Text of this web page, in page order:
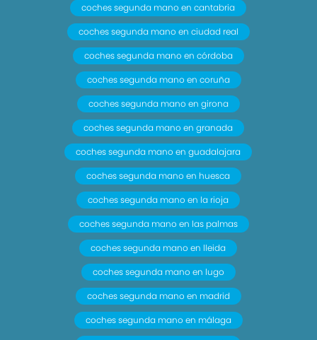
coches segunda mano en cantabria
coches segunda mano en ciudad real
coches segunda mano en córdoba
coches segunda mano en coruña
coches segunda mano en girona
coches segunda mano en granada
coches segunda mano en guadalajara
coches segunda mano en huesca
coches segunda mano en la rioja
coches segunda mano en las palmas
coches segunda mano en lleida
coches segunda mano en lugo
coches segunda mano en madrid
coches segunda mano en málaga